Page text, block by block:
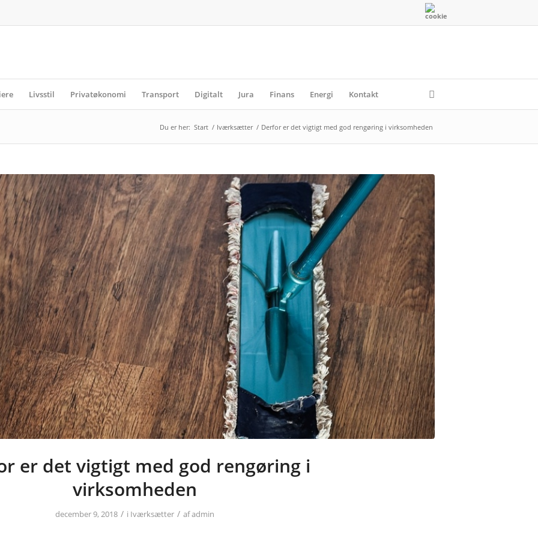
Livsstil Privatøkonomi Transport Digitalt Jura Finans Energi Kontakt
Du er her: Start / Iværksætter / Derfor er det vigtigt med god rengøring i virksomheden
er det vigtigt med god rengøring i
virksomheden
december 9, 2018 / i Iværksætter / afadmin